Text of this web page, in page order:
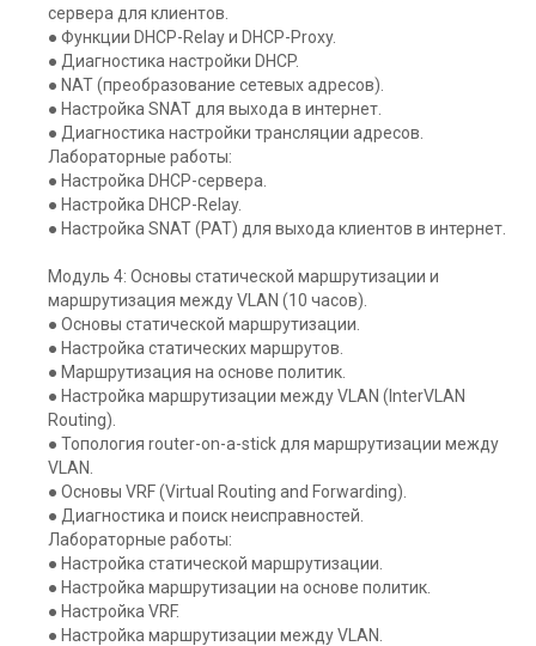
сервера для клиентов.
● Функции DHCP-Relay и DHCP-Proxy.
● Диагностика настройки DHCP.
● NAT (преобразование сетевых адресов).
● Настройка SNAT для выхода в интернет.
● Диагностика настройки трансляции адресов.
Лабораторные работы:
● Настройка DHCP-сервера.
● Настройка DHCP-Relay.
● Настройка SNAT (PAT) для выхода клиентов в интернет.
Модуль 4: Основы статической маршрутизации и
маршрутизация между VLAN (10 часов).
● Основы статической маршрутизации.
● Настройка статических маршрутов.
● Маршрутизация на основе политик.
● Настройка маршрутизации между VLAN (InterVLAN
Routing).
● Топология router-on-a-stick для маршрутизации между
VLAN.
● Основы VRF (Virtual Routing and Forwarding).
● Диагностика и поиск неисправностей.
Лабораторные работы:
● Настройка статической маршрутизации.
● Настройка маршрутизации на основе политик.
● Настройка VRF.
● Настройка маршрутизации между VLAN.